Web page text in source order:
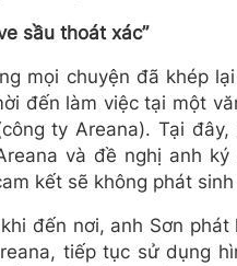
sầu thoát xác”
mọi chuyện đã khép
đến làm việc tại một
ty Areana). Tại
và đề nghị anh
kết sẽ không phát
đến nơi, anh Sơn
tiếp tục sử dụng